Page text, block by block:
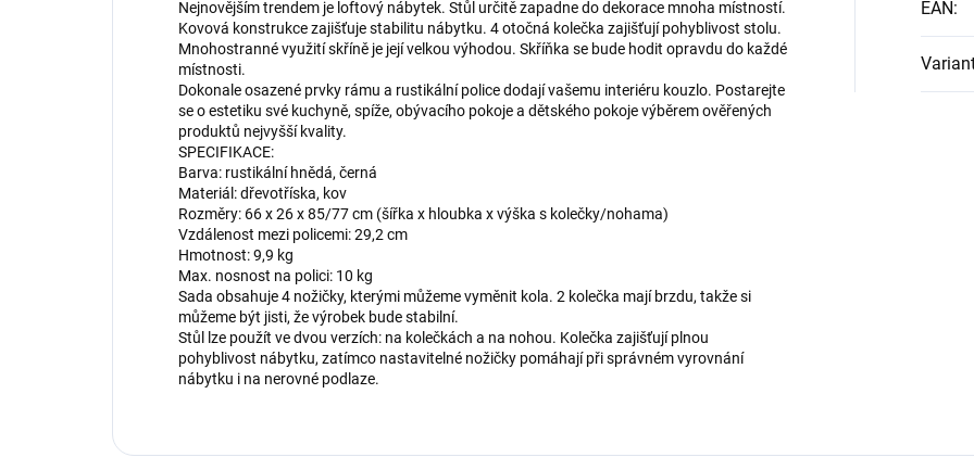
Nejnovějším trendem je loftový nábytek. Stůl určitě zapadne do dekorace mnoha místností.
Kovová konstrukce zajišťuje stabilitu nábytku. 4 otočná kolečka zajišťují pohyblivost stolu.
Mnohostranné využití skříně je její velkou výhodou. Skříňka se bude hodit opravdu do každé
místnosti.
Dokonale osazené prvky rámu a rustikální police dodají vašemu interiéru kouzlo. Postarejte
se o estetiku své kuchyně, spíže, obývacího pokoje a dětského pokoje výběrem ověřených
produktů nejvyšší kvality.
SPECIFIKACE:
Barva: rustikální hnědá, černá
Materiál: dřevotříska, kov
Rozměry: 66 x 26 x 85/77 cm (šířka x hloubka x výška s kolečky/nohama)
Vzdálenost mezi policemi: 29,2 cm
Hmotnost: 9,9 kg
Max. nosnost na polici: 10 kg
Sada obsahuje 4 nožičky, kterými můžeme vyměnit kola. 2 kolečka mají brzdu, takže si
můžeme být jisti, že výrobek bude stabilní.
Stůl lze použít ve dvou verzích: na kolečkách a na nohou. Kolečka zajišťují plnou
pohyblivost nábytku, zatímco nastavitelné nožičky pomáhají při správném vyrovnání
nábytku i na nerovné podlaze.
EAN: